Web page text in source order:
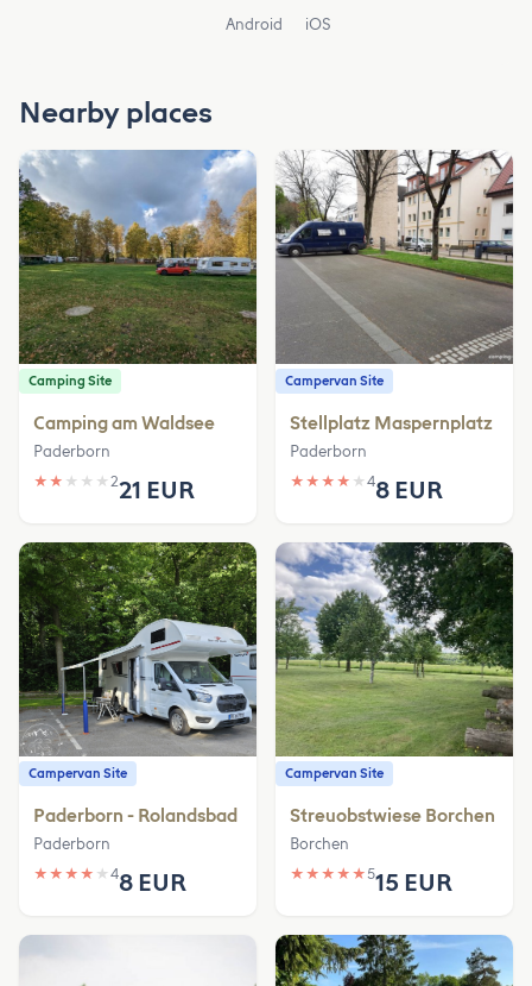
Android iOS
Nearby places
Camping Site
Camping am Waldsee
Paderborn
★ ★ ★ ★ ★ 221 EUR
Campervan Site
Stellplatz Maspernplatz
Paderborn
★ ★ ★ ★ ★ 48 EUR
Campervan Site
Paderborn - Rolandsbad
Paderborn
★ ★ ★ ★ ★ 48 EUR
Campervan Site
Streuobstwiese Borchen
Borchen
★ ★ ★ ★ ★515 EUR